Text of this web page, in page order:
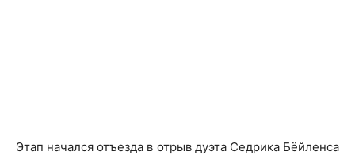
Этап начался отъезда в отрыв дуэта Седрика Бёйленса